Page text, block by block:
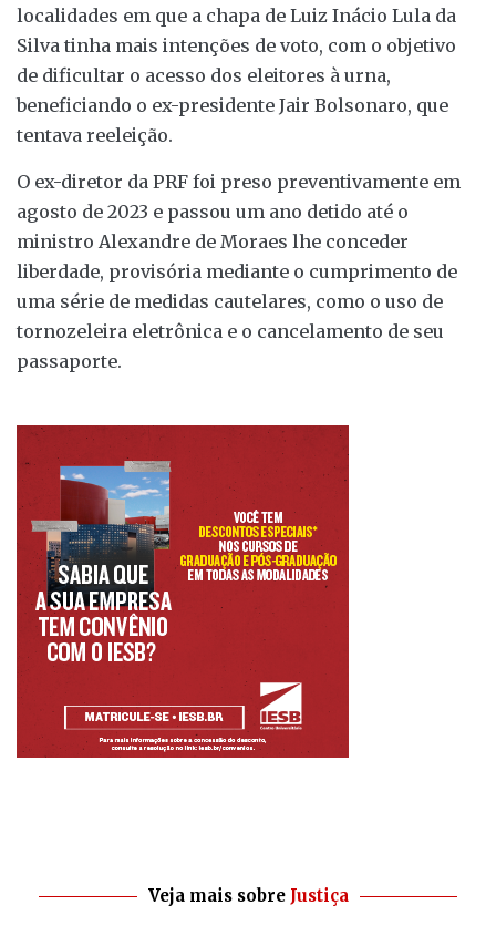
localidades em que a chapa de Luiz Inácio Lula da
Silva tinha mais intenções de voto, com o objetivo
de dificultar o acesso dos eleitores à urna,
beneficiando o ex-presidente Jair Bolsonaro, que
tentava reeleição.
O ex-diretor da PRF foi preso preventivamente em
agosto de 2023 e passou um ano detido até o
ministro Alexandre de Moraes lhe conceder
liberdade, provisória mediante o cumprimento de
uma série de medidas cautelares, como o uso de
tornozeleira eletrônica e o cancelamento de seu
passaporte.
Veja mais sobre Justiça